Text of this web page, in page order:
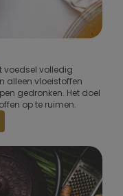
voedsel volledig
alleen vloeistoffen
gedronken. Het doel
op te ruimen.